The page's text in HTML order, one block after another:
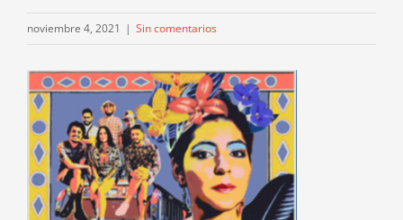
noviembre 4, 2021 | Sin comentarios